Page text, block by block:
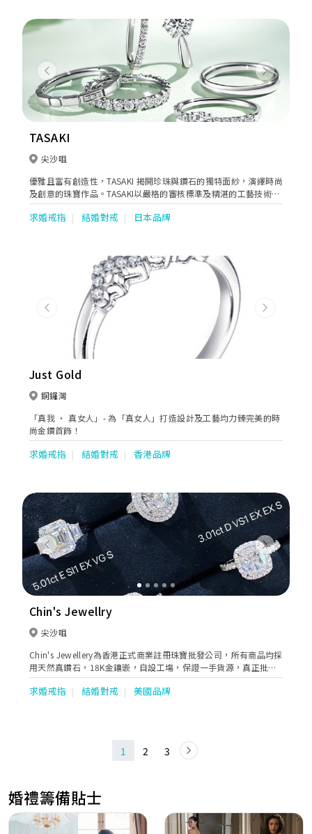
Previous Next
TASAKI
尖沙咀
優雅且富有創造性，TASAKI 揭開珍珠與鑽石的獨特面紗，演繹時尚
及創意的珠寶作品。TASAKI以嚴格的審核標準及精湛的工藝技術，
使用優質的原料打造出華麗璀璨的珠寶作品。TASAKI秉承著對品質
的信心和對於美的不懈追求，打造珠寶恆久璀璨的光芒，不斷地推
求婚戒指 結婚對戒 日本品牌
Previous Next
Just Gold
銅鑼灣
「真我 ‧ 真女人」- 為「真女人」打造設計及工藝均力臻完美的時
尚金鑽首飾！
求婚戒指 結婚對戒 香港品牌
Previous Next
Chin's Jewellry
尖沙咀
Chin's Jewellery為香港正式商業註冊珠寶批發公司，所有商品均採
用天然真鑽石，18K金鑲嵌，自設工塲，保證一手貨源，真正批發
價。不設門市，歡迎批發或接洽代理。
求婚戒指 結婚對戒 美國品牌
1 2 3
婚禮籌備貼士